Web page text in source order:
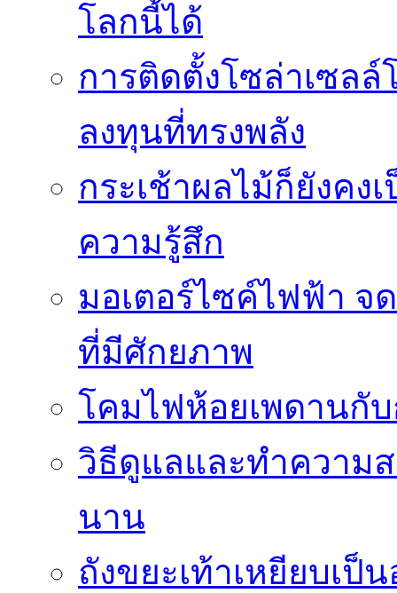
โลกนี้ได้
การติดตั้งโซล่าเซลล์
ลงทุนที่ทรงพลัง
กระเช้าผลไม้ก็ยังคง
ความรู้สึก
มอเตอร์ไซค์ไฟฟ้า จ
ที่มีศักยภาพ
โคมไฟห้อยเพดานกั
วิธีดูแลและทำความ
นาน
ถังขยะเท้าเหยียบเ